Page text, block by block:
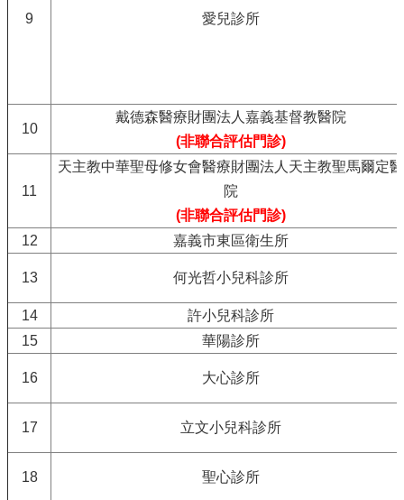
9 愛兒診所
10
戴德森醫療財團法人嘉義基督教醫院
(非聯合評估門診)
11
天主教中華聖母修女會醫療財團法人天主教聖馬爾定醫
院
(非聯合評估門診)
12
嘉義市東區衛生所
13 何光哲小兒科診所
14
許小兒科診所
15
華陽診所
16 大心診所
17 立文小兒科診所
18 聖心診所